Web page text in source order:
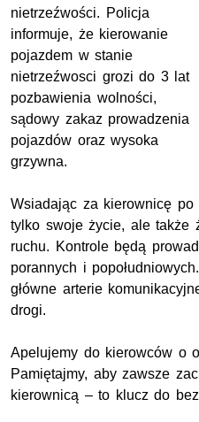
nietrzeźwości. Policja
informuje, że kierowanie
pojazdem w stanie
nietrzeźwosci grozi do 3 lat
pozbawienia wolności,
sądowy zakaz prowadzenia
pojazdów oraz wysoka
grzywna.
Wsiadając za kierownicę
tylko swoje życie, ale także
ruchu. Kontrole będą
porannych i
główne arterie
drogi.
Apelujemy do kierowców o
Pamiętajmy, aby zawsze
kierownicą – to klucz do